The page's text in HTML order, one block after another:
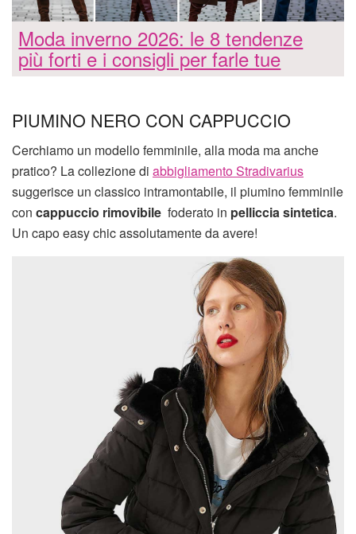
Moda inverno 2026: le 8 tendenze
più forti e i consigli per farle tue
PIUMINO NERO CON CAPPUCCIO
Cerchiamo un modello femminile, alla moda ma anche
pratico? La collezione di abbigliamento Stradivarius
suggerisce un classico intramontabile, il piumino femminile
con cappuccio rimovibile foderato in pelliccia sintetica.
Un capo easy chic assolutamente da avere!